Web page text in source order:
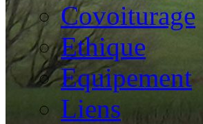
Covoiturage
Ethique
Equipement
Liens